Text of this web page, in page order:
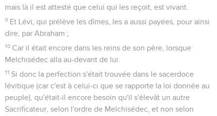
mais là il est attesté que celui qui les reçoit, est vivant.
9 Et Lévi, qui prélève les dîmes, les a aussi payées, pour ainsi
dire, par Abraham ;
10 Car il était encore dans les reins de son père, lorsque
Melchisédec alla au-devant de lui.
11 Si donc la perfection s'était trouvée dans le sacerdoce
lévitique (car c'est à celui-ci que se rapporte la loi donnée au
peuple), qu'était-il encore besoin qu'il s'élevât un autre
Sacrificateur, selon l'ordre de Melchisédec, et non selon